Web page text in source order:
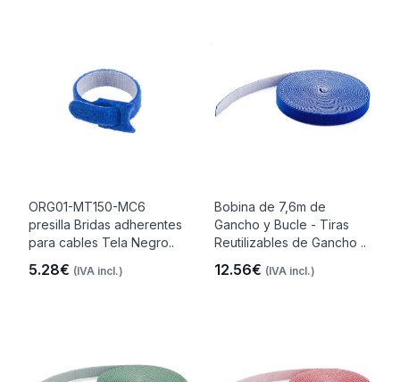
ORG01-MT150-MC6
presilla Bridas adherentes
para cables Tela Negro..
5.28€ (IVA incl.)
Bobina de 7,6m de
Gancho y Bucle - Tiras
Reutilizables de Gancho ..
12.56€ (IVA incl.)